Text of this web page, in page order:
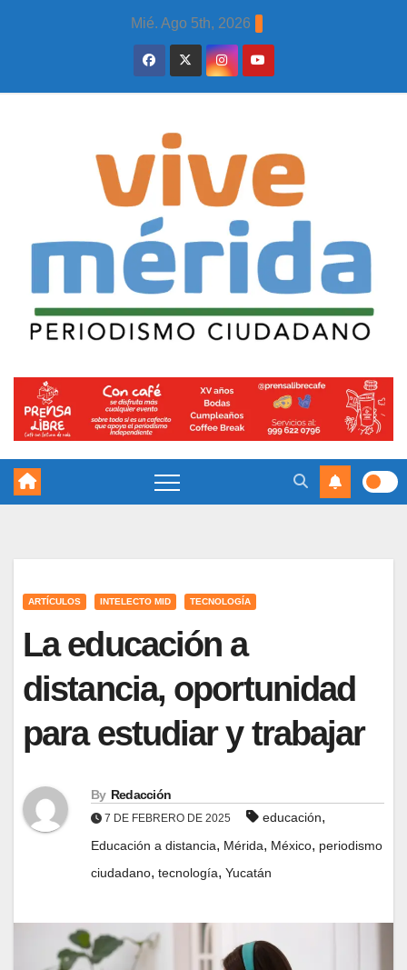
Mié. Ago 5th, 2026
ARTÍCULOS INTELECTO MID TECNOLOGÍA
La educación a
distancia, oportunidad
para estudiar y trabajar
By Redacción
7 DE FEBRERO DE 2025 educación,
Educación a distancia, Mérida, México, periodismo
ciudadano, tecnología, Yucatán